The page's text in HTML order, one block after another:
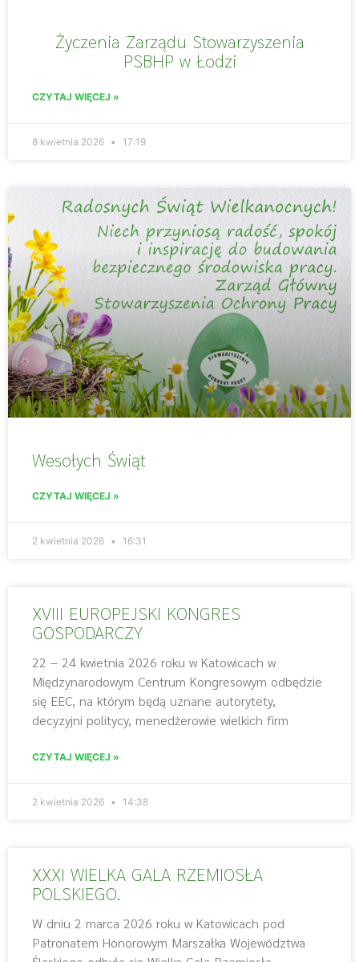
Życzenia Zarządu Stowarzyszenia
PSBHP w Łodzi
CZYTAJ WIĘCEJ »
8 kwietnia 2026 17:19
Wesołych Świąt
CZYTAJ WIĘCEJ »
2 kwietnia 2026 16:31
XVIII EUROPEJSKI KONGRES
GOSPODARCZY
22 – 24 kwietnia 2026 roku w Katowicach w
Międzynarodowym Centrum Kongresowym odbędzie
się EEC, na którym będą uznane autorytety,
decyzyjni politycy, menedżerowie wielkich firm
CZYTAJ WIĘCEJ »
2 kwietnia 2026 14:38
XXXI WIELKA GALA RZEMIOSŁA
POLSKIEGO.
W dniu 2 marca 2026 roku w Katowicach pod
Patronatem Honorowym Marszałka Województwa